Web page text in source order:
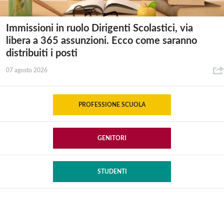
Immissioni in ruolo Dirigenti Scolastici, via
libera a 365 assunzioni. Ecco come saranno
distribuiti i posti
07 agosto 2026
PROFESSIONE SCUOLA
GENITORI
STUDENTI